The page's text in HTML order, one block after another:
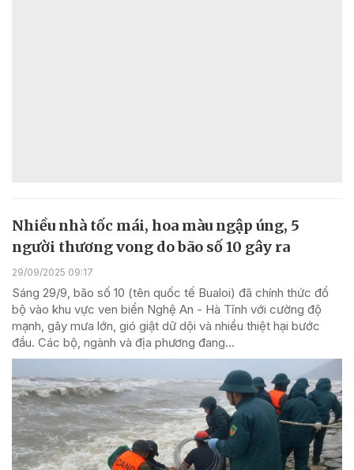
Nhiều nhà tốc mái, hoa màu ngập úng, 5
người thương vong do bão số 10 gây ra
29/09/2025 09:17
Sáng 29/9, bão số 10 (tên quốc tế Bualoi) đã chính thức đổ
bộ vào khu vực ven biển Nghệ An - Hà Tĩnh với cường độ
mạnh, gây mưa lớn, gió giật dữ dội và nhiều thiệt hại bước
đầu. Các bộ, ngành và địa phương đang...